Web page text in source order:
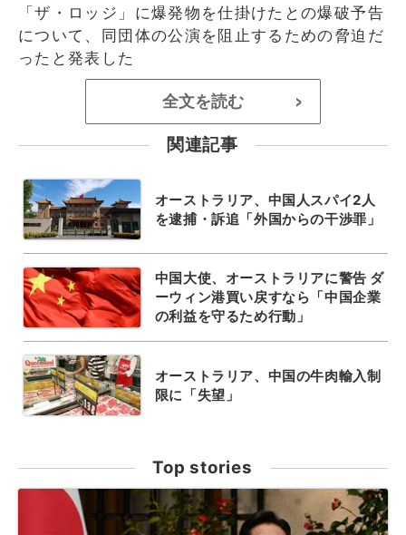
「ザ・ロッジ」に爆発物を仕掛けたとの爆破予告
について、同団体の公演を阻止するための脅迫だ
ったと発表した
全文を読む >
関連記事
オーストラリア、中国人スパイ2人
を逮捕・訴追「外国からの干渉罪」
中国大使、オーストラリアに警告 ダ
ーウィン港買い戻すなら「中国企業
の利益を守るため行動」
オーストラリア、中国の牛肉輸入制
限に「失望」
Top stories